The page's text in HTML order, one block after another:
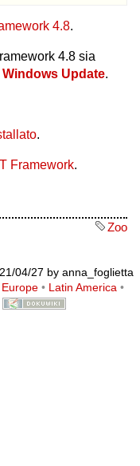
4.8.
4.8 sia
Windows Update.
.
Framework.
Zoo
04/27 by anna_foglietta
Europe• Latin America •